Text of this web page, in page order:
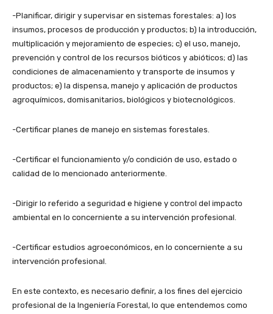
-Planificar, dirigir y supervisar en sistemas forestales: a) los
insumos, procesos de producción y productos; b) la introducción,
multiplicación y mejoramiento de especies; c) el uso, manejo,
prevención y control de los recursos bióticos y abióticos; d) las
condiciones de almacenamiento y transporte de insumos y
productos; e) la dispensa, manejo y aplicación de productos
agroquímicos, domisanitarios, biológicos y biotecnológicos.
-Certificar planes de manejo en sistemas forestales.
-Certificar el funcionamiento y/o condición de uso, estado o
calidad de lo mencionado anteriormente.
-Dirigir lo referido a seguridad e higiene y control del impacto
ambiental en lo concerniente a su intervención profesional.
-Certificar estudios agroeconómicos, en lo concerniente a su
intervención profesional.
En este contexto, es necesario definir, a los fines del ejercicio
profesional de la Ingeniería Forestal, lo que entendemos como